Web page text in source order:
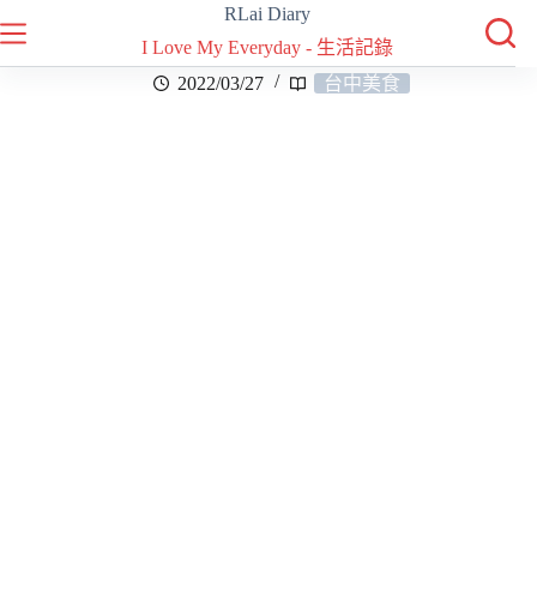
RLai Diary
I Love My Everyday - 生活記錄
2022/03/27
台中美食